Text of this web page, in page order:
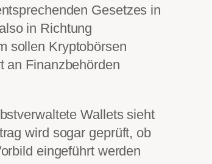
Gesetzes in
in Richtung
sollen Kryptobörsen
an Finanzbehörden
Wallets sieht
wird sogar geprüft, ob
eingeführt werden